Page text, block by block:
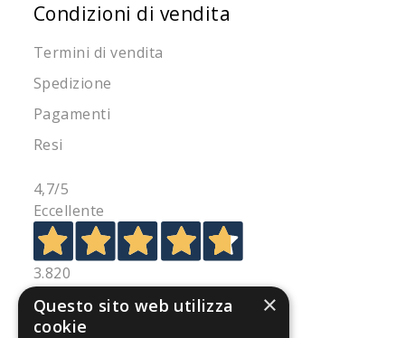
Condizioni di vendita
Termini di vendita
Spedizione
Pagamenti
Resi
4,7/5
Eccellente
3.820
Recensioni
×
Questo sito web utilizza
cookie